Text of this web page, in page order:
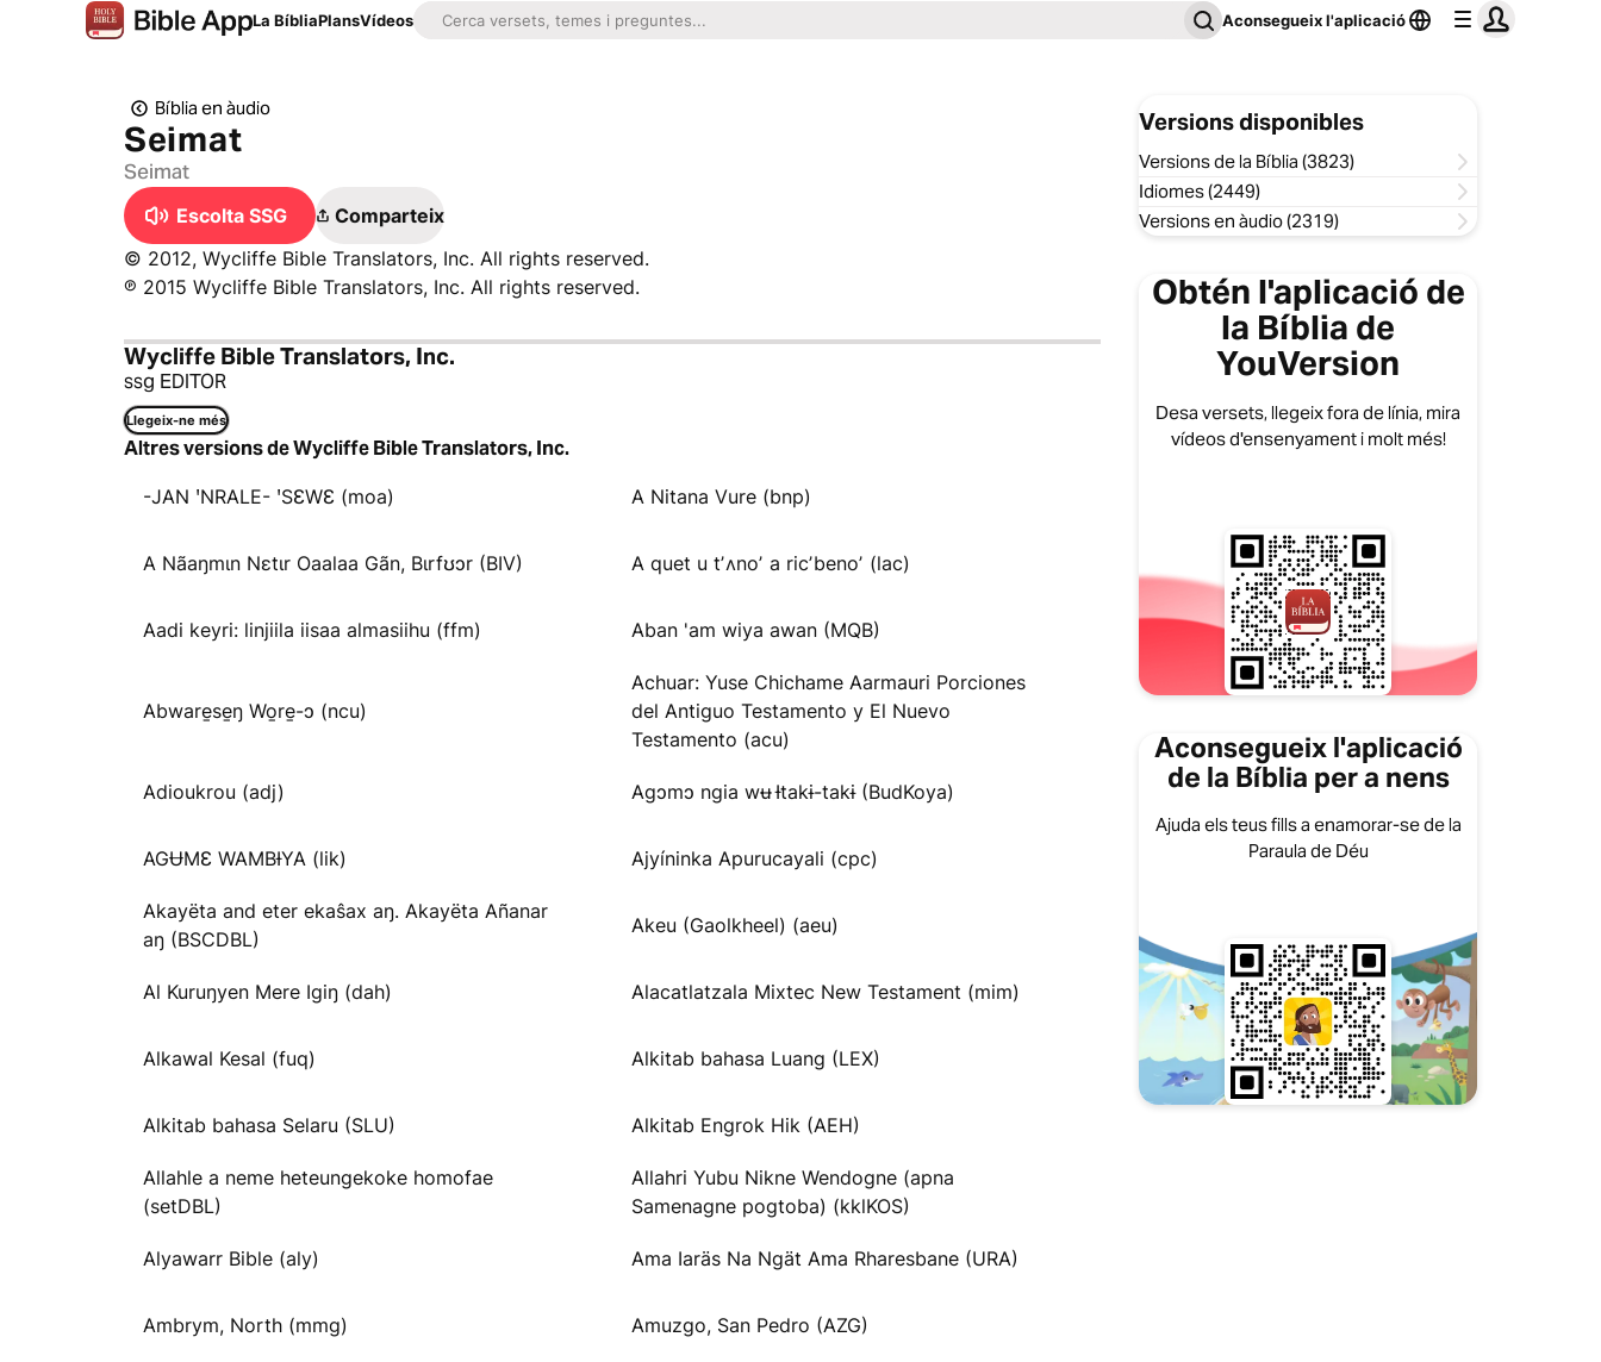
La BíbliaPlansVídeos Aconsegueix l'aplicació
Bíblia en àudio
Seimat
Seimat
Escolta SSG
Comparteix
© 2012, Wycliffe Bible Translators, Inc. All rights reserved.
℗ 2015 Wycliffe Bible Translators, Inc. All rights reserved.
Wycliffe Bible Translators, Inc.
ssg EDITOR
Llegeix-ne més
Altres versions de Wycliffe Bible Translators, Inc.
-JAN ꞌNRALE- ꞌSƐWƐ (moa) A Nitana Vure (bnp)
A Nãaŋmɩn Nɛtɩr Oaalaa Gãn, Bɩrfʊɔr (BIV) A quet u tʼʌnoʼ a ricʼbenoʼ (lac)
Aadi keyri: linjiila iisaa almasiihu (ffm) Aban 'am wiya awan (MQB)
Abware̱se̱ŋ Wo̱re̱-ɔ (ncu)
Achuar: Yuse Chichame Aarmauri Porciones
del Antiguo Testamento y El Nuevo
Testamento (acu)
Adioukrou (adj) Agɔmɔ ngia wʉ Ɨtakɨ-takɨ (BudKoya)
AGɄMƐ WAMBƗYA (lik) Ajyíninka Apurucayali (cpc)
Akayëta and eter ekaŝax aŋ. Akayëta Añanar
aŋ (BSCDBL)
Akeu (Gaolkheel) (aeu)
Al Kuruŋyen Mere Igiŋ (dah) Alacatlatzala Mixtec New Testament (mim)
Alkawal Kesal (fuq) Alkitab bahasa Luang (LEX)
Alkitab bahasa Selaru (SLU) Alkitab Engrok Hik (AEH)
Allahle a neme heteungekoke homofae
(setDBL)
Allahri Yubu Nikne Wendogne (apna
Samenagne pogtoba) (kklKOS)
Alyawarr Bible (aly) Ama Iaräs Na Ngät Ama Rharesbane (URA)
Ambrym, North (mmg) Amuzgo, San Pedro (AZG)
Versions disponibles
Versions de la Bíblia (3823)
Idiomes (2449)
Versions en àudio (2319)
Obtén l'aplicació de
la Bíblia de
YouVersion
Desa versets, llegeix fora de línia, mira
vídeos d'ensenyament i molt més!
Aconsegueix l'aplicació
de la Bíblia per a nens
Ajuda els teus fills a enamorar-se de la
Paraula de Déu